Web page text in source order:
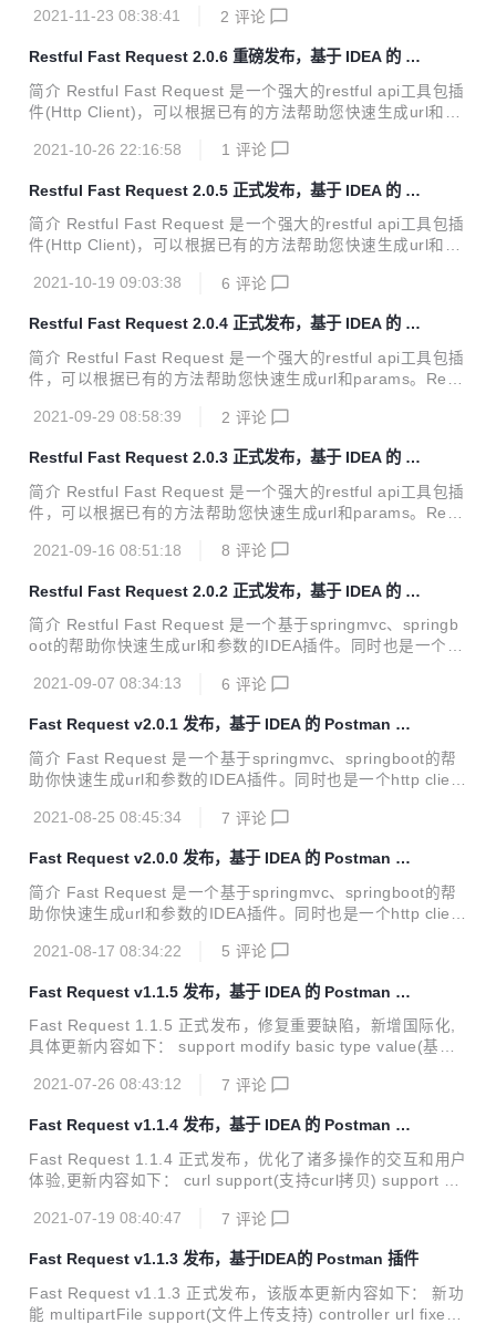
它有一个漂亮的界面来完成请求、检查服务器响应、存储你的
速、方便、简捷。 支持 Spring 体系 (Spring MVC / Spring B
oot) 对标及优势 对比与HTTP Client，Restful Fast Request
不仅拥有HTTP Client内置的功能，还提供了...
2021-11-23 08:38:41 2 评论
Restful Fast Request 2.0.6 重磅发布，基于 IDEA 的 P
ostman 插件
简介 Restful Fast Request 是一个强大的restful api工具包插
件(Http Client)，可以根据已有的方法帮助您快速生成url和pa
它有一个漂亮的界面来完成请求、检查服务器响应、存储你的
速、方便、简捷。 支持 Spring 体系 (Spring MVC / Spring B
oot) 对标及优势 对比与HTTP Client，Restful Fast Request
不仅拥有HTTP Client内置的功能，还提供了...
2021-10-26 22:16:58 1 评论
Restful Fast Request 2.0.5 正式发布，基于 IDEA 的 P
ostman 插件
简介 Restful Fast Request 是一个强大的restful api工具包插
件(Http Client)，可以根据已有的方法帮助您快速生成url和pa
它有一个漂亮的界面来完成请求、检查服务器响应、存储你的
速、方便、简捷。 支持 Spring 体系 (Spring MVC / Spring B
oot) 对标及优势 对比与HTTP Client，Restful Fast Request
不仅拥有HTTP Client内置的功能，还提供了...
2021-10-19 09:03:38 6 评论
Restful Fast Request 2.0.4 正式发布，基于 IDEA 的 P
ostman 插件
简介 Restful Fast Request 是一个强大的restful api工具包插
件，可以根据已有的方法帮助您快速生成url和params。Restf
亮的界面来完成请求、检查服务器响应、存储你的api请求和
便、简捷。 支持 Spring 体系 (Spring MVC / Spring Boot)
对标及优势 对比与HTTP Client，Restful Fast Request不仅
拥有HTTP Client内置的功能，还提供了友好易懂直观的界
2021-09-29 08:58:39 2 评论
Restful Fast Request 2.0.3 正式发布，基于 IDEA 的 P
ostman 插件
简介 Restful Fast Request 是一个强大的restful api工具包插
件，可以根据已有的方法帮助您快速生成url和params。Restf
亮的界面来完成请求、检查服务器响应、存储你的api请求和
便、简捷。 支持 Spring 体系 (Spring MVC / Spring Boot)
对标及优势 对比与HTTP Client，Restful Fast Request不仅
拥有HTTP Client内置的功能，还提供了友好易懂直观的界
2021-09-16 08:51:18 8 评论
Restful Fast Request 2.0.2 正式发布，基于 IDEA 的 P
ostman 插件
简介 Restful Fast Request 是一个基于springmvc、springb
oot的帮助你快速生成url和参数的IDEA插件。同时也是一个htt
件就会帮你生成方法的url和参数显示在工具内，再点击发送请
再次使用调试。 对标及优势 对比与HTTP Client，Restful Fa
st Request不仅拥有HTTP Client内置的功能，还提供了友好
易懂直观的界面，让使用者调试API的时候能够更加方便、简
捷，同时各种类型参数也提供了不同的定制方式，更加...
2021-09-07 08:34:13 6 评论
Fast Request v2.0.1 发布，基于 IDEA 的 Postman 插
件
简介 Fast Request 是一个基于springmvc、springboot的帮
助你快速生成url和参数的IDEA插件。同时也是一个http client
你生成方法的url和参数显示在工具内，再点击发送请求即可在
调试。 对标及优势 对比与HTTP Client，Fast Request不仅
拥有HTTP Client内置的功能，还提供了友好易懂直观的界
面，让使用者调试API的时候能够更加方便、简捷，同时各种
类型参数也提供了不同的定制方式，更加灵活。 宗旨 插件的
宗旨是为简化...
2021-08-25 08:45:34 7 评论
Fast Request v2.0.0 发布，基于 IDEA 的 Postman 插
件，支持存储请求
简介 Fast Request 是一个基于springmvc、springboot的帮
助你快速生成url和参数的IDEA插件。同时也是一个http client
你生成方法的url和参数显示在工具内，再点击发送请求即可在
调试。 对标及优势 对比与HTTP Client，Fast Request不仅
拥有HTTP Client内置的功能，还提供了友好易懂直观的界
面，让使用者调试API的时候能够更加方便、简捷，同时各种
类型参数也提供了不同的定制方式，更加灵活。 宗旨 插件的
宗旨是为简化...
2021-08-17 08:34:22 5 评论
Fast Request v1.1.5 发布，基于 IDEA 的 Postman 插
件，修复重要缺陷
Fast Request 1.1.5 正式发布，修复重要缺陷，新增国际化,
具体更新内容如下： support modify basic type value(基础
e滚动问题) add three string generate strategy(新增了3中st
配置引导) optimized the display of icons in dark and light t
hemes(优化了暗色和淡色主题下图标的显...
2021-07-26 08:43:12 7 评论
Fast Request v1.1.4 发布，基于 IDEA 的 Postman 插
件，优化了诸多交互
Fast Request 1.1.4 正式发布，优化了诸多操作的交互和用户
体验,更新内容如下： curl support(支持curl拷贝) support ad
eader) support pretty and raw response(响应支持美化和原
n参数的展开和收缩) support toggle request and response
panel(支持伸缩请求和响应面板) remove domai...
2021-07-19 08:40:47 7 评论
Fast Request v1.1.3 发布，基于IDEA的 Postman 插件
Fast Request v1.1.3 正式发布，该版本更新内容如下： 新功
能 multipartFile support(文件上传支持) controller url fixed